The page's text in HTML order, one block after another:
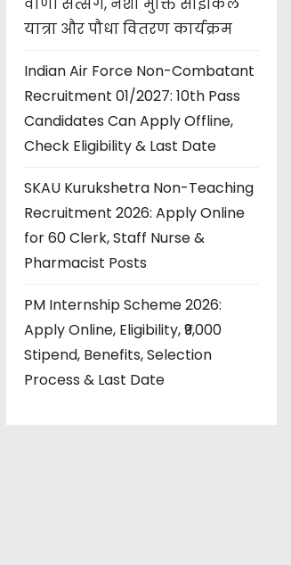
वाणी सत्संग, नशा मुक्ति साइकिल
यात्रा और पौधा वितरण कार्यक्रम
Indian Air Force Non-Combatant
Recruitment 01/2027: 10th Pass
Candidates Can Apply Offline,
Check Eligibility & Last Date
SKAU Kurukshetra Non-Teaching
Recruitment 2026: Apply Online
for 60 Clerk, Staff Nurse &
Pharmacist Posts
PM Internship Scheme 2026:
Apply Online, Eligibility, ₹9,000
Stipend, Benefits, Selection
Process & Last Date